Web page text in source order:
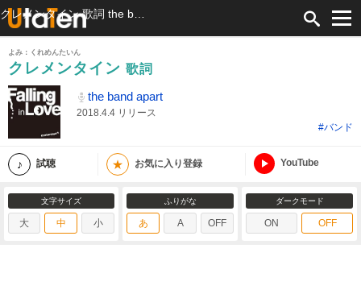
よみ：くれめんたいん
クレメンタイン 歌詞
the band apart
2018.4.4 リリース
#バンド
試聴 ★ お気に入り登録 YouTube
文字サイズ
大 中 小
ふりがな
あ A OFF
ダークモード
ON OFF